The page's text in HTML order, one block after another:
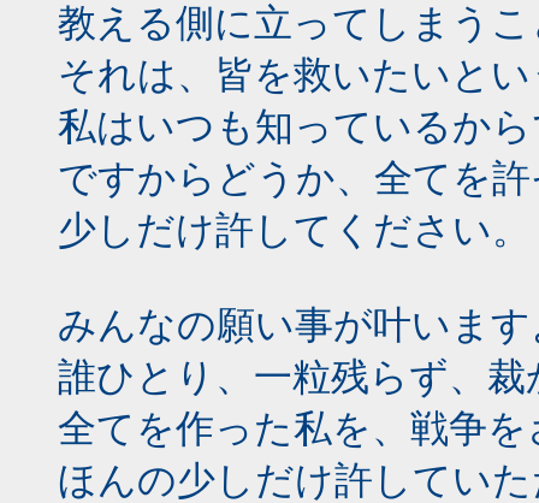
教える側に立ってしまう
それは、皆を救いたいと
私はいつも知っているか
ですからどうか、全てを
少しだけ許してください。
みんなの願い事が叶いま
誰ひとり、一粒残らず、
全てを作った私を、戦争
ほんの少しだけ許してい